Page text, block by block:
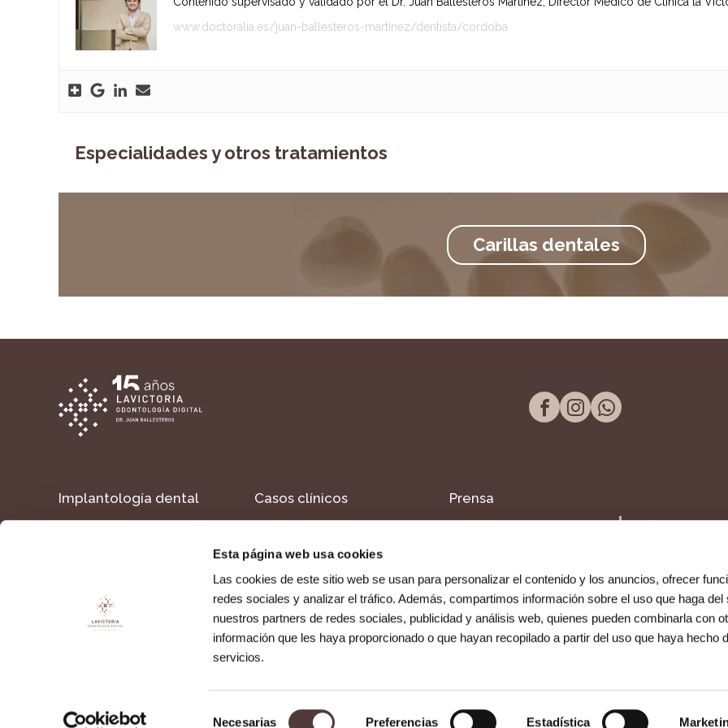
Esta página web usa cookies
Las cookies de este sitio web se usan para personalizar el contenido y los anuncios, ofrecer
redes sociales y analizar el tráfico. Además, compartimos información sobre el uso que haga del
nuestros partners de redes sociales, publicidad y análisis web, quienes pueden combinarla con
información que les haya proporcionado o que hayan recopilado a partir del uso que haya hecho
servicios.
Necesarias Preferencias Estadística
www.doctoralia.es/juan-ballesteros-martinez/dentista/cordoba
Especialidades y otros tratamientos
Carillas dentales
Implantología dental Casos clínicos Prensa
Contacto
Palmera
Tel. 957 298 661
Política de cookies Política de privacidadAviso legal